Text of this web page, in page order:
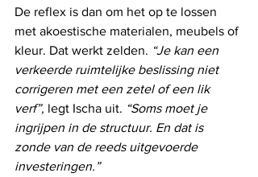
De reflex is dan om het op te lossen
met akoestische materialen, meubels of
kleur. Dat werkt zelden. “Je kan een
verkeerde ruimtelijke beslissing niet
corrigeren met een zetel of een lik
verf”, legt Ischa uit. “Soms moet je
ingrijpen in de structuur. En dat is
zonde van de reeds uitgevoerde
investeringen.”